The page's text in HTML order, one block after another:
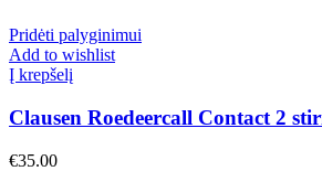
Pridėti palyginimui
Add to wishlist
Į krepšelį
Clausen Roedeercall Contact 2
€35.00